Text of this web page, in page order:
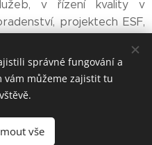
v řízení kvality v
projektech ESF,
a dlouhodobé
UK
správné fungování a
vám můžeme zajistit tu
vše